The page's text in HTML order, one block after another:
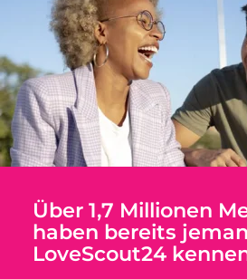
Über 1,7 Millionen
haben bereits
LoveScout24